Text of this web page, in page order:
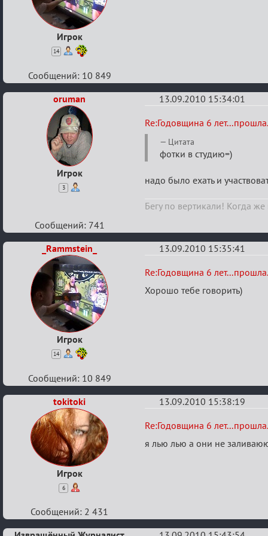
Игрок
14
Сообщений: 10 849
oruman
Игрок
3
13.09.2010 15:34:01
Re:
Годовщина
Re:Годовщина 6
Цитата
фотки в студию=)
надо было ехать и
Бегу по вертикали! Когда же
Сообщений: 741
_Rammstein_
Игрок
14
13.09.2010 15:35:41
Re:
Годовщина
Re:Годовщина 6
Хорошо тебе говорить)
Сообщений: 10 849
tokitoki
Игрок
6
13.09.2010 15:38:19
Re:
Годовщина
Re:Годовщина 6
я лью лью а они не
Сообщений: 2 431